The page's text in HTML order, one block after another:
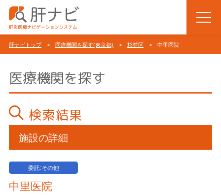
肝ナビトップ> 医療機関を探す(東京都) > 杉並区 > 中里医院
医療機関を探す
検索結果
施設の詳細
委託:その他
中里医院